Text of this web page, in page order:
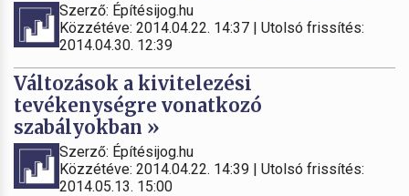
Szerző: Építésijog.hu
Közzétéve: 2014.04.22. 14:37 | Utolsó frissítés:
2014.04.30. 12:39
Változások a kivitelezési
tevékenységre vonatkozó
szabályokban »
Szerző: Építésijog.hu
Közzétéve: 2014.04.22. 14:39 | Utolsó frissítés:
2014.05.13. 15:00